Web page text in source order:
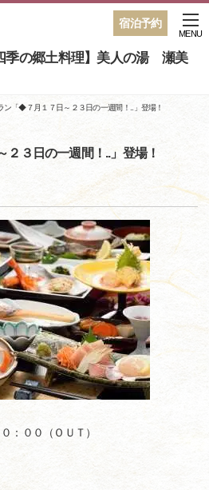
宿泊予約
季の郷土料理】美人の湯 瀬美
MENU
ン「◆７月１７日～２３日の一週間！..」登場！
３日の一週間！..」登場！
：００（ＯＵＴ）